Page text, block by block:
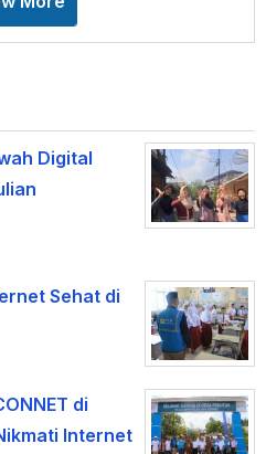
Digital
Sehat di
di
Internet